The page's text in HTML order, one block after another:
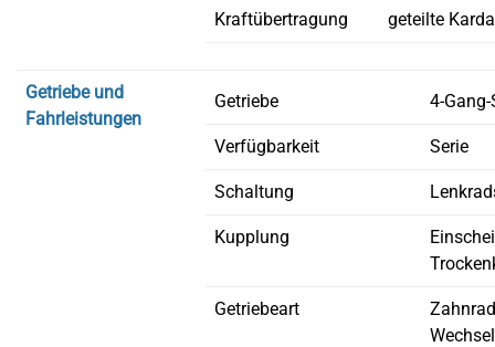
Kraftübertragung geteilte
Getriebe und
Fahrleistungen
Getriebe 4-
Verfügbarkeit Serie
Schaltung
Kupplung
Getriebeart